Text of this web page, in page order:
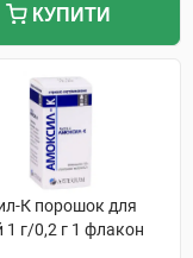
КУПИТИ
К порошок для
1 г/0,2 г 1 флакон